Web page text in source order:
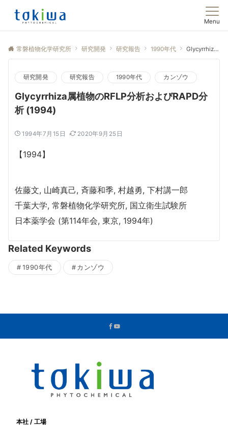
Menu
常磐植物化学研究所 研究開発 研究報告 1990年代 Glycyrrhiza属植物のRFLP分析およびRAPD分析 (1994)
研究開発 研究報告 1990年代 カンゾウ
Glycyrrhiza属植物のRFLP分析およびRAPD分
析 (1994)
1994年7月15日 2020年9月25日
【1994】
佐藤文, 山崎真己, 斉藤和季, 村越勇, 下村講一郎
千葉大学, 常磐植物化学研究所, 国立衛生試験所
日本薬学会 (第114年会, 東京, 1994年)
Related Keywords
1990年代 カンゾウ
本社 / 工場